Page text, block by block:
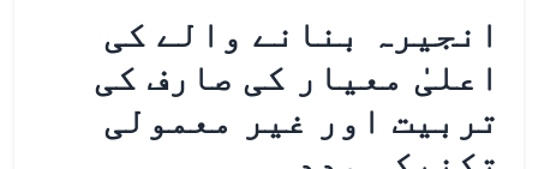
انجیرہ بنانے والے کی
اعلیٰ معیار کی صارف کی
تربیت اور غیر معمولی